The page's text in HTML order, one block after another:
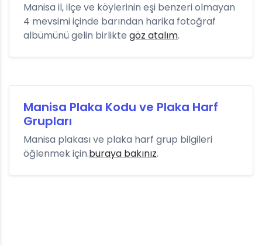
Manisa il, ilçe ve köylerinin eşi benzeri olmayan
4 mevsimi içinde barından harika fotoğraf
albümünü gelin birlikte göz atalım.
Manisa Plaka Kodu ve Plaka Harf
Grupları
Manisa plakası ve plaka harf grup bilgileri
öğlenmek için.buraya bakınız.